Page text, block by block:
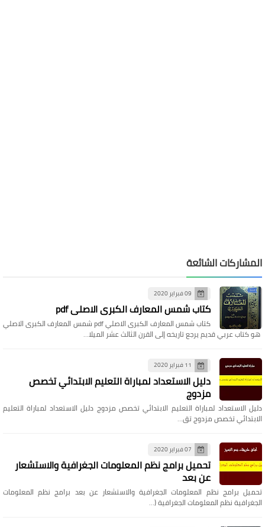
المشاركات الشائعة
09 فبراير 2020
كتاب شمس المعارف الكبرى الاصلي pdf
كتاب شمس المعارف الكبرى الاصلي pdf شمس المعارف الكبرى الاصلي
هو كتاب عربي قديم يرجع تاريخه إلى القرن الثالث عشر الميلا…
11 فبراير 2020
دليل الاستعداد لمباراة التعليم الابتدائي تخصص
مزدوج
دليل الاستعداد لمباراة التعليم الابتدائي تخصص مزدوج دليل الاستعداد لمباراة التعليم
الابتدائي تخصص مزدوج تق…
07 فبراير 2020
تحميل برامج نظم المعلومات الجغرافية والاستشعار
عن بعد
تحميل برامج نظم المعلومات الجغرافية والاستشعار عن بعد برامج نظم المعلومات
الجغرافية نظم المعلومات الجغرافية (…